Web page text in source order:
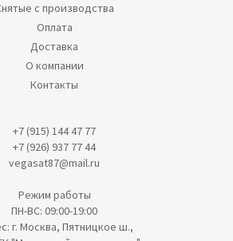
с производства
Оплата
Доставка
О компании
Контакты
+7 (915) 144 47 77
+7 (926) 937 77 44
vegasat87@mail.ru
Режим работы
ПН-ВС: 09:00-19:00
г. Москва, Пятницкое ш.,